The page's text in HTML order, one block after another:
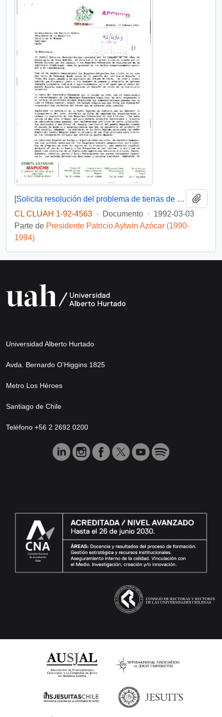
[Solicita resolución del problema de tierras de la comunidad mapuche-pewenche del Valle de Quinquén]
CL CLUAH 1-92-4563 · Documento · 1992-03-03
Parte de Presidente Patricio Aylwin Azócar (1990-
1994)
Universidad Alberto Hurtado
Avda. Bernardo O’Higgins 1825
Metro Los Héroes
Santiago de Chile
Teléfono +56 2 2692 0200